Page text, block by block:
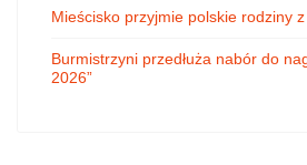
Mieścisko przyjmie polskie rodziny
Burmistrzyni przedłuża nabór do
2026”